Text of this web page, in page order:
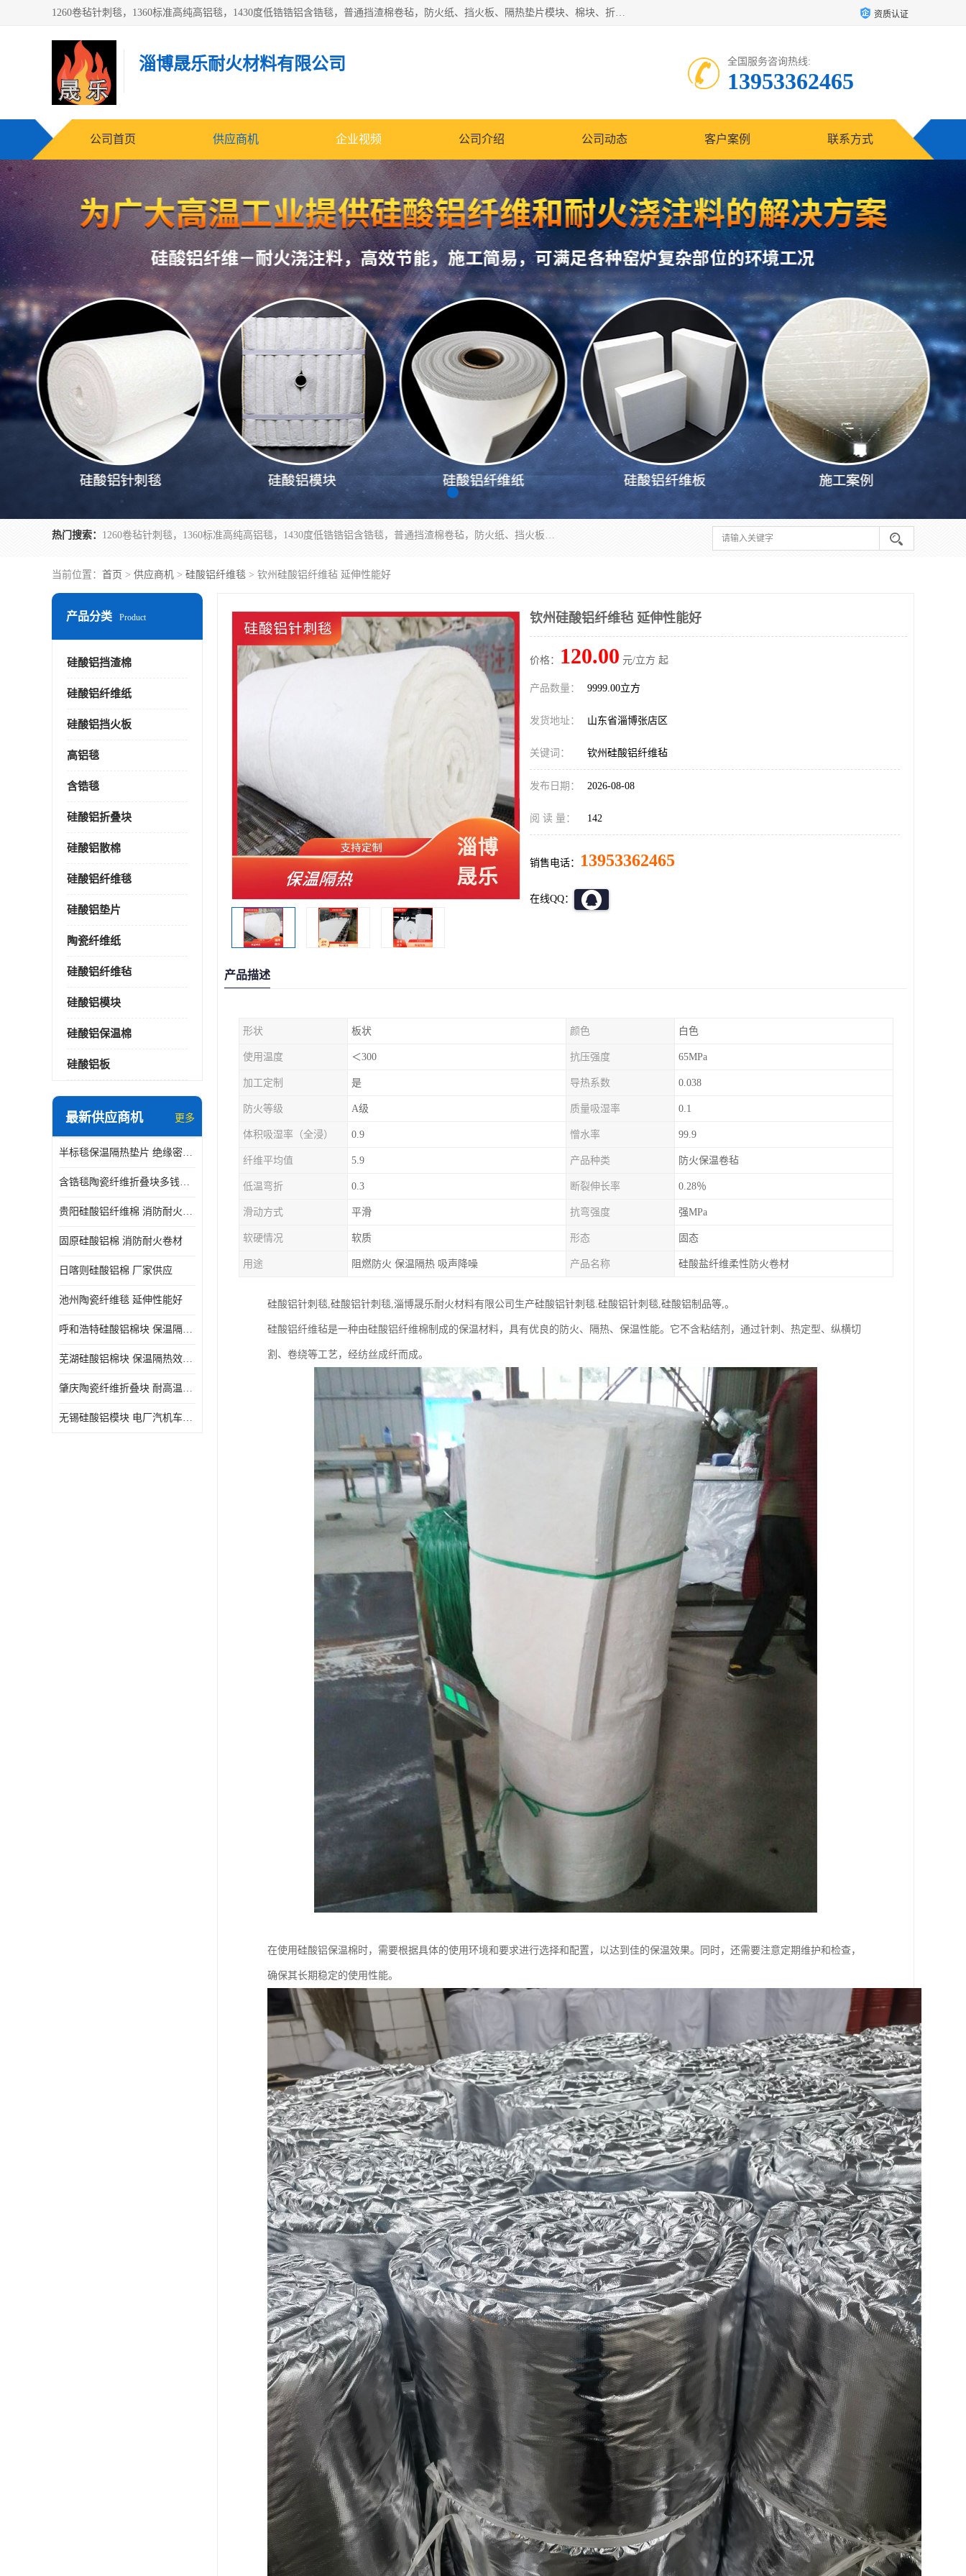
1260卷毡针刺毯，1360标准高纯高铝毯，1430度低锆锆铝含锆毯，普通挡渣棉卷毡，防火纸、挡火板、隔热垫片模块、棉块、折叠块、散棉高温固化剂价格规格密度多少钱图片视频立方平米参数指标 资质认证
淄博晟乐耐火材料有限公司 全国服务咨询热线:
13953362465
公司首页 供应商机 企业视频 公司介绍 公司动态 客户案例 联系方式
热门搜索： 1260卷毡针刺毯，1360标准高纯高铝毯，1430度低锆锆铝含锆毯，普通挡渣棉卷毡，防火纸、挡火板、隔热垫片模块、棉块、折叠块、散棉高温固化剂价格规格密度多少钱图片视频立方平米参数指标
当前位置： 首页 > 供应商机 > 硅酸铝纤维毯 > 钦州硅酸铝纤维毡 延伸性能好
产品分类 Product
硅酸铝挡渣棉
硅酸铝纤维纸
硅酸铝挡火板
高铝毯
含锆毯
硅酸铝折叠块
硅酸铝散棉
硅酸铝纤维毯
硅酸铝垫片
陶瓷纤维纸
硅酸铝纤维毡
硅酸铝模块
硅酸铝保温棉
硅酸铝板
最新供应商机 更多
半标毯保温隔热垫片 绝缘密封垫片
含锆毯陶瓷纤维折叠块多钱一立方 硅酸铝模块
贵阳硅酸铝纤维棉 消防耐火卷材
固原硅酸铝棉 消防耐火卷材
日喀则硅酸铝棉 厂家供应
池州陶瓷纤维毯 延伸性能好
呼和浩特硅酸铝棉块 保温隔热效果好
芜湖硅酸铝棉块 保温隔热效果好
肇庆陶瓷纤维折叠块 耐高温阻燃 抗撕裂 质地硬
无锡硅酸铝模块 电厂汽机车间设备管道保温用硅酸铝棉
钦州硅酸铝纤维毡 延伸性能好
价格： 120.00 元/立方 起
产品数量： 9999.00立方
发货地址： 山东省淄博张店区
关键词： 钦州硅酸铝纤维毡
发布日期： 2026-08-08
阅 读 量： 142
销售电话： 13953362465
在线QQ：
产品描述
形状 板状 颜色 白色
使用温度 ＜300 抗压强度 65MPa
加工定制 是 导热系数 0.038
防火等级 A级 质量吸湿率 0.1
体积吸湿率（全浸） 0.9 憎水率 99.9
纤维平均值 5.9 产品种类 防火保温卷毡
低温弯折 0.3 断裂伸长率 0.28％
滑动方式 平滑 抗弯强度 强MPa
软硬情况 软质 形态 固态
用途 阻燃防火 保温隔热 吸声降噪 产品名称 硅酸盐纤维柔性防火卷材
硅酸铝针刺毯,硅酸铝针刺毯,淄博晟乐耐火材料有限公司生产硅酸铝针刺毯.硅酸铝针刺毯,硅酸铝制品等,。
硅酸铝纤维毡是一种由硅酸铝纤维棉制成的保温材料，具有优良的防火、隔热、保温性能。它不含粘结剂，通过针刺、热定型、纵横切
割、卷绕等工艺，经纺丝成纤而成。
在使用硅酸铝保温棉时，需要根据具体的使用环境和要求进行选择和配置，以达到佳的保温效果。同时，还需要注意定期维护和检查，
确保其长期稳定的使用性能。